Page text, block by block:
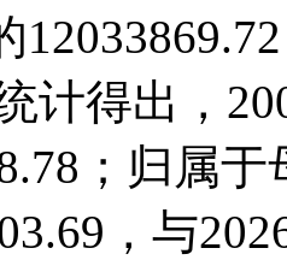
计得出，
；归属
，与